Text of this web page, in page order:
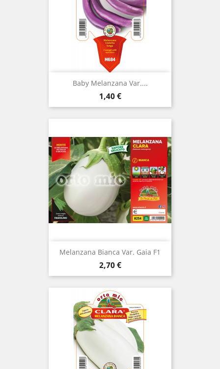
Baby Melanzana Var....
Prezzo
1,40 €
Melanzana Bianca Var. Gaia F1
Prezzo
2,70 €